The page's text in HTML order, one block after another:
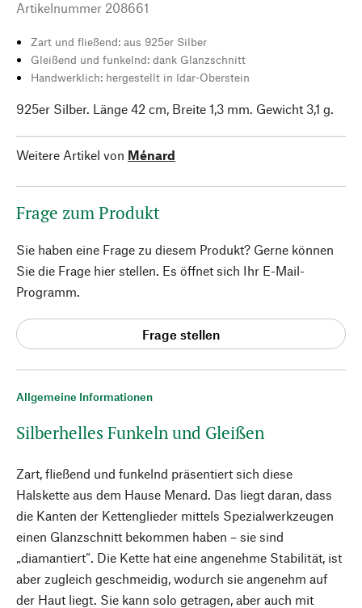
Allgemeine Informationen
Silberhelles Funkeln und Gleißen
Zart, fließend und funkelnd präsentiert sich diese
Halskette aus dem Hause Menard. Das liegt daran, dass
die Kanten der Kettenglieder mittels Spezialwerkzeugen
einen Glanzschnitt bekommen haben – sie sind
„diamantiert“. Die Kette hat eine angenehme Stabilität, ist
aber zugleich geschmeidig, wodurch sie angenehm auf
der Haut liegt. Sie kann solo getragen, aber auch mit
Artikelnummer 208661
Zart und fließend: aus 925er Silber
Gleißend und funkelnd: dank Glanzschnitt
Handwerklich: hergestellt in Idar-Oberstein
925er Silber. Länge 42 cm, Breite 1,3 mm. Gewicht 3,1 g.
Weitere Artikel von Ménard
Frage zum Produkt
Sie haben eine Frage zu diesem Produkt? Gerne können
Sie die Frage hier stellen. Es öffnet sich Ihr E-Mail-
Programm.
Frage stellen